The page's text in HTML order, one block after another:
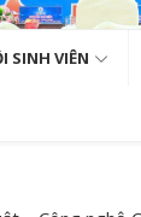
SINH VIÊN